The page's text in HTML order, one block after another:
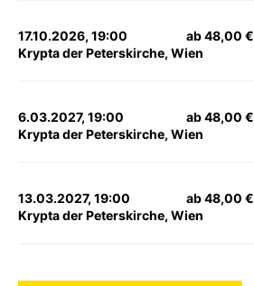
17.10.2026, 19:00
Krypta der Peterskirche, Wien
ab 48,00 €
6.03.2027, 19:00
Krypta der Peterskirche, Wien
ab 48,00 €
13.03.2027, 19:00
Krypta der Peterskirche, Wien
ab 48,00 €